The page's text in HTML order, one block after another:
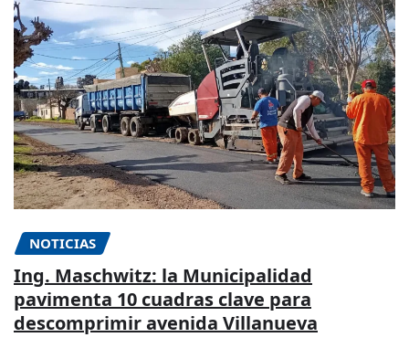
NOTICIAS
Ing. Maschwitz: la Municipalidad
pavimenta 10 cuadras clave para
descomprimir avenida Villanueva